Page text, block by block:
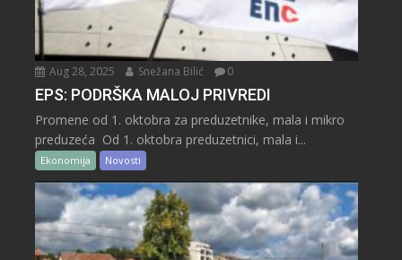
Aug 28, 2025 Snežana Bilić 0
EPS: PODRŠKA MALOJ PRIVREDI
Promene od 1. oktobra za preduzetnike, mala i mikro
preduzeća Od 1. oktobra preduzetnici, mala i...
Ekonomija Novosti